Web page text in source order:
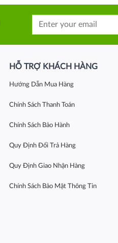
HỖ TRỢ KHÁCH HÀNG
Hướng Dẫn Mua Hàng
Chính Sách Thanh Toán
Chính Sách Bảo Hành
Quy Định Đổi Trả Hàng
Quy Định Giao Nhận Hàng
Chính Sách Bảo Mật Thông Tin